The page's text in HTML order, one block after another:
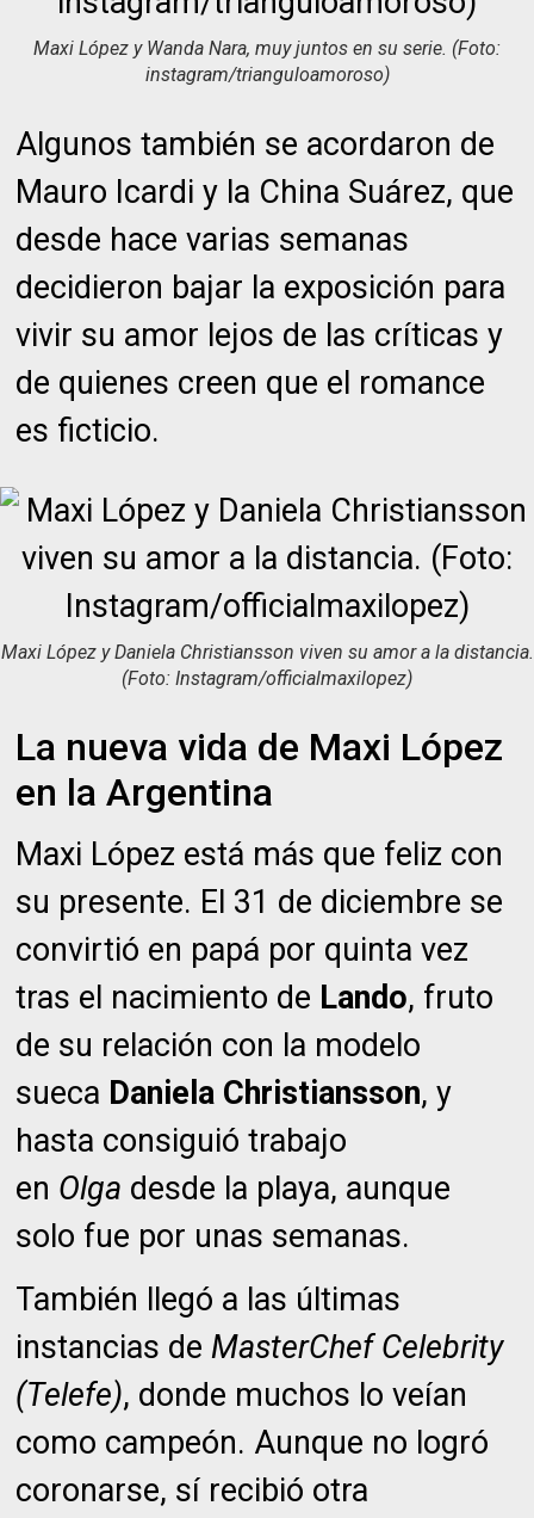
Maxi López y Wanda Nara, muy juntos en su serie. (Foto:
instagram/trianguloamoroso)
Algunos también se acordaron de
Mauro Icardi y la China Suárez, que
desde hace varias semanas
decidieron bajar la exposición para
vivir su amor lejos de las críticas y
de quienes creen que el romance
es ficticio.
Maxi López y Daniela Christiansson viven su amor a la distancia.
(Foto: Instagram/officialmaxilopez)
La nueva vida de Maxi López
en la Argentina
Maxi López está más que feliz con
su presente. El 31 de diciembre se
convirtió en papá por quinta vez
tras el nacimiento de Lando, fruto
de su relación con la modelo
sueca Daniela Christiansson, y
hasta consiguió trabajo
en Olga desde la playa, aunque
solo fue por unas semanas.
También llegó a las últimas
instancias deMasterChef Celebrity
(Telefe), donde muchos lo veían
como campeón. Aunque no logró
coronarse, sí recibió otra